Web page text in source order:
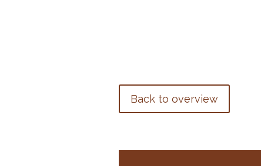
Back to overview